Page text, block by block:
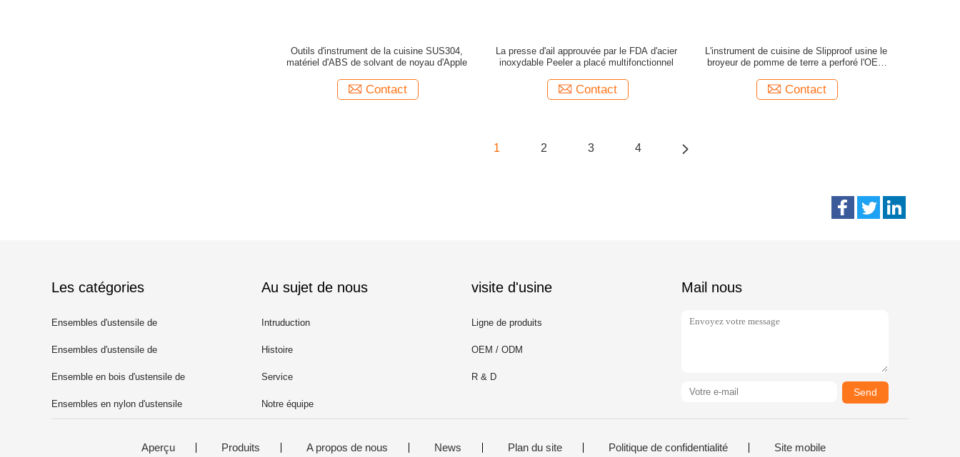
Outils d'instrument de la cuisine SUS304,
matériel d'ABS de solvant de noyau d'Apple
Contact
La presse d'ail approuvée par le FDA d'acier
inoxydable Peeler a placé multifonctionnel
Contact
L'instrument de cuisine de Slipproof usine le
broyeur de pomme de terre a perforé l'OEM
Contact
1 2 3 4
Les catégories
Ensembles d'ustensile de
cuisine de silicone
Ensembles d'ustensile de
cuisine d'acier inoxydable
Ensemble en bois d'ustensile de
cuisine
Ensembles en nylon d'ustensile
Au sujet de nous
Intruduction
Histoire
Service
Notre équipe
visite d'usine
Ligne de produits
OEM / ODM
R & D
Mail nous
Send
Aperçu Produits A propos de nous News Plan du site Politique de confidentialité Site mobile